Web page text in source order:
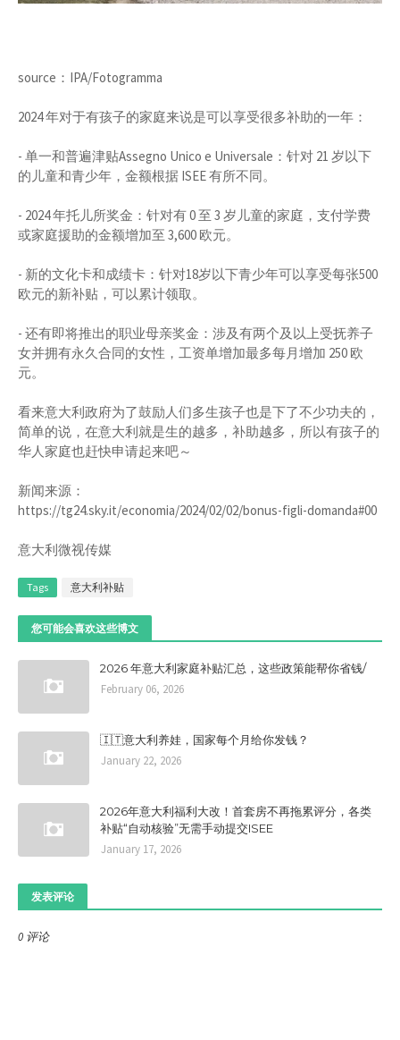
source：IPA/Fotogramma
2024 年对于有孩子的家庭来说是可以享受很多补助的一年：
- 单一和普遍津贴Assegno Unico e Universale：针对 21 岁以下
的儿童和青少年，金额根据 ISEE 有所不同。
- 2024 年托儿所奖金：针对有 0 至 3 岁儿童的家庭，支付学费
或家庭援助的金额增加至 3,600 欧元。
- 新的文化卡和成绩卡：针对18岁以下青少年可以享受每张500
欧元的新补贴，可以累计领取。
- 还有即将推出的职业母亲奖金：涉及有两个及以上受抚养子
女并拥有永久合同的女性，工资单增加最多每月增加 250 欧
元。
看来意大利政府为了鼓励人们多生孩子也是下了不少功夫的，
简单的说，在意大利就是生的越多，补助越多，所以有孩子的
华人家庭也赶快申请起来吧～
新闻来源：
https://tg24.sky.it/economia/2024/02/02/bonus-figli-domanda#00
意大利微视传媒
Tags 意大利补贴
您可能会喜欢这些博文
2026 年意大利家庭补贴汇总，这些政策能帮你省钱/
February 06, 2026
🇮🇹意大利养娃，国家每个月给你发钱？
January 22, 2026
2026年意大利福利大改！首套房不再拖累评分，各类
补贴“自动核验”无需手动提交ISEE
January 17, 2026
发表评论
0 评论